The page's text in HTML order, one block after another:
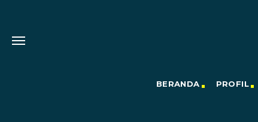
BERANDA PROFIL